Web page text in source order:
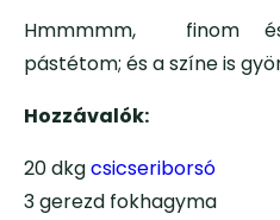
Hmmmmm, finom
pástétom; és a színe is
Hozzávalók:
20 dkgcsicseriborsó
3 gerezd fokhagyma